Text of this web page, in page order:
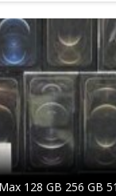
128 GB 256 GB